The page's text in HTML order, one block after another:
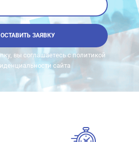
ОСТАВИТЬ ЗАЯВКУ
вы соглашаетесь с политикой
сайта